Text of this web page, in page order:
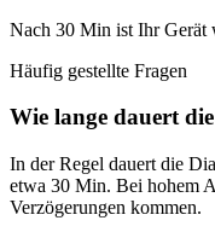
Nach 30 Min ist Ihr Gerät
Häufig gestellte Fragen
Wie lange dauert
In der Regel dauert die
etwa 30 Min. Bei hohem
Verzögerungen kommen.